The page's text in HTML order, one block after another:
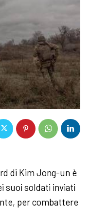
di Kim Jong-un è
suoi soldati inviati
per combattere